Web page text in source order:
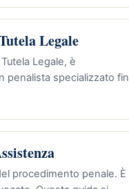
Legale
Legale, è
penalista specializzato fin
procedimento penale. È